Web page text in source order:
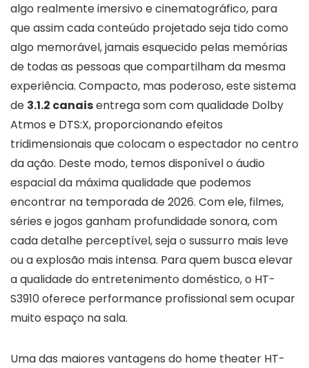
algo realmente imersivo e cinematográfico, para
que assim cada conteúdo projetado seja tido como
algo memorável, jamais esquecido pelas memórias
de todas as pessoas que compartilham da mesma
experiência. Compacto, mas poderoso, este sistema
de 3.1.2 canaisentrega som com qualidade Dolby
Atmos e DTS:X, proporcionando efeitos
tridimensionais que colocam o espectador no centro
da ação. Deste modo, temos disponível o áudio
espacial da máxima qualidade que podemos
encontrar na temporada de 2026. Com ele, filmes,
séries e jogos ganham profundidade sonora, com
cada detalhe perceptível, seja o sussurro mais leve
ou a explosão mais intensa. Para quem busca elevar
a qualidade do entretenimento doméstico, o HT-
S3910 oferece performance profissional sem ocupar
muito espaço na sala.
Uma das maiores vantagens do home theater HT-